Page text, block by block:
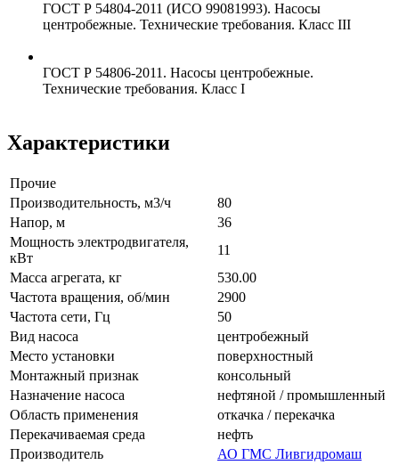
ГОСТ Р 54804-2011 (ИСО 99081993). Насосы
центробежные. Технические требования. Класс III
ГОСТ Р 54806-2011. Насосы центробежные.
Технические требования. Класс I
Характеристики
Прочие
Производительность, м3/ч
80
Напор, м
36
Мощность электродвигателя,
кВт
11
Масса агрегата, кг
530.00
Частота вращения, об/мин
2900
Частота сети, Гц
50
Вид насоса
центробежный
Место установки
поверхностный
Монтажный признак
консольный
Назначение насоса
нефтяной / промышленный
Область применения
откачка / перекачка
Перекачиваемая среда
нефть
Производитель
АО ГМС Ливгидромаш